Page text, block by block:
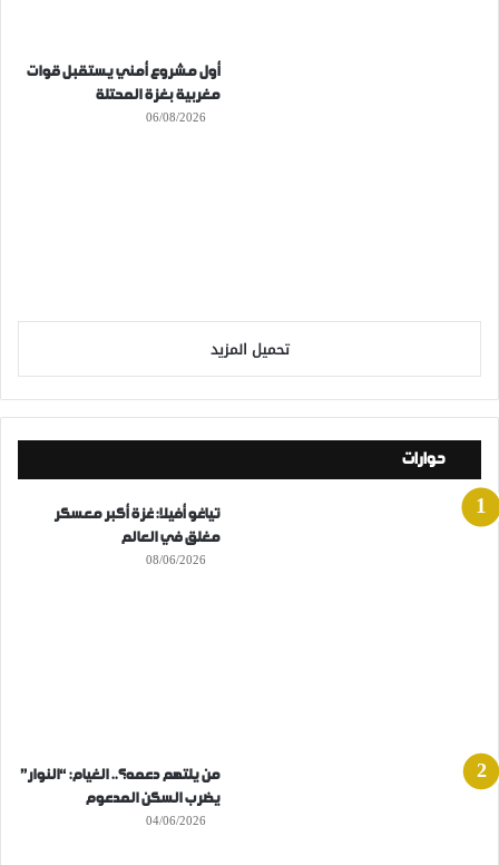
أول مشروع أمني يستقبل قوات
مغربية بغزة المحتلة
06/08/2026
تحميل المزيد
حوارات
تياغو أفيلا: غزة أكبر معسكر
مغلق في العالم
08/06/2026
من يلتهم دعمه؟.. الغيام: “النوار”
يضرب السكن المدعوم
04/06/2026